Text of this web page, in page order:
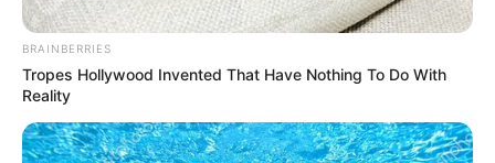
Pápai Joci a műsorban hangsúlyozta: nem érti,
hogyan vannak emberek, akik nem érzik közelinek a
BRAINBERRIES
Tropes Hollywood Invented That Have Nothing To Do With
Reality